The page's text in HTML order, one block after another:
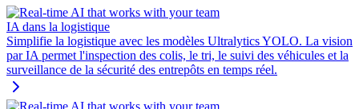
IA dans la logistique
Simplifie la logistique avec les modèles Ultralytics YOLO. La vision
par IA permet l'inspection des colis, le tri, le suivi des véhicules et la
surveillance de la sécurité des entrepôts en temps réel.